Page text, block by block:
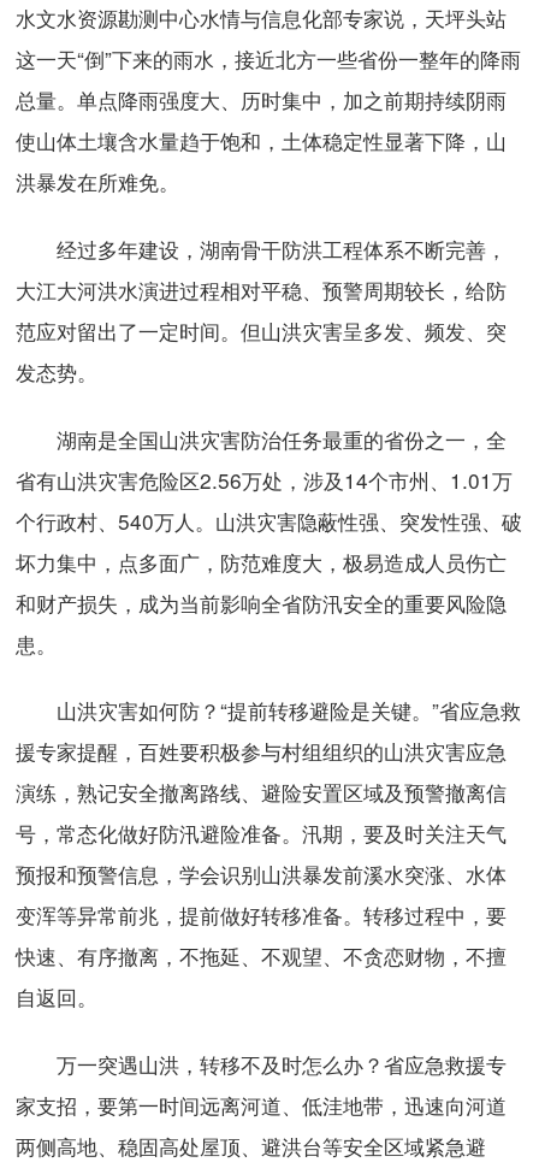
水文水资源勘测中心水情与信息化部专家说，天坪头站
这一天“倒”下来的雨水，接近北方一些省份一整年的降雨
总量。单点降雨强度大、历时集中，加之前期持续阴雨
使山体土壤含水量趋于饱和，土体稳定性显著下降，山
洪暴发在所难免。
经过多年建设，湖南骨干防洪工程体系不断完善，
大江大河洪水演进过程相对平稳、预警周期较长，给防
范应对留出了一定时间。但山洪灾害呈多发、频发、突
发态势。
湖南是全国山洪灾害防治任务最重的省份之一，全
省有山洪灾害危险区2.56万处，涉及14个市州、1.01万
个行政村、540万人。山洪灾害隐蔽性强、突发性强、破
坏力集中，点多面广，防范难度大，极易造成人员伤亡
和财产损失，成为当前影响全省防汛安全的重要风险隐
患。
山洪灾害如何防？“提前转移避险是关键。”省应急救
援专家提醒，百姓要积极参与村组组织的山洪灾害应急
演练，熟记安全撤离路线、避险安置区域及预警撤离信
号，常态化做好防汛避险准备。汛期，要及时关注天气
预报和预警信息，学会识别山洪暴发前溪水突涨、水体
变浑等异常前兆，提前做好转移准备。转移过程中，要
快速、有序撤离，不拖延、不观望、不贪恋财物，不擅
自返回。
万一突遇山洪，转移不及时怎么办？省应急救援专
家支招，要第一时间远离河道、低洼地带，迅速向河道
两侧高地、稳固高处屋顶、避洪台等安全区域紧急避